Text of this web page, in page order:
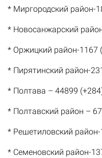
* Миргородский район-
* Новосанжарский
* Оржицкий район-1167
* Пирятинский район-
* Полтава – 44899
* Полтавский район –
* Решетиловский район-
* Семеновский район-